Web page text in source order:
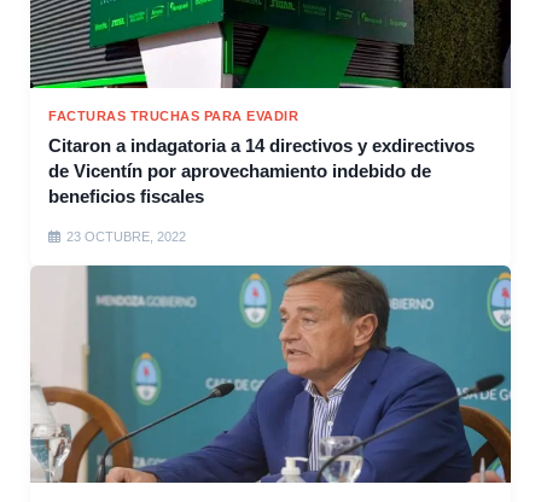
FACTURAS TRUCHAS PARA EVADIR
Citaron a indagatoria a 14 directivos y exdirectivos
de Vicentín por aprovechamiento indebido de
beneficios fiscales
23 OCTUBRE, 2022